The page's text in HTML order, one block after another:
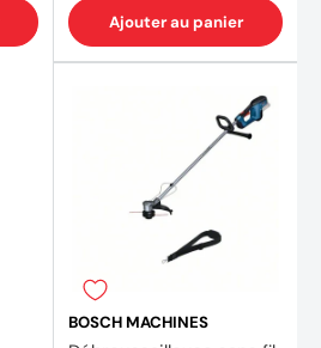
Ajouter au panier
BOSCH MACHINES